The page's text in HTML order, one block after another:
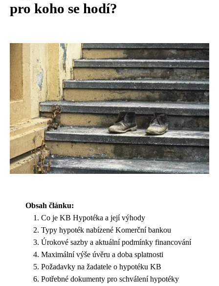
pro koho se hodí?
Obsah článku:
Co je KB Hypotéka a její výhody
Typy hypoték nabízené Komerční bankou
Úrokové sazby a aktuální podmínky financování
Maximální výše úvěru a doba splatnosti
Požadavky na žadatele o hypotéku KB
Potřebné dokumenty pro schválení hypotéky